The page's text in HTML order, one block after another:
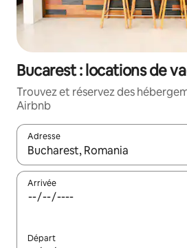
Bucarest : locations de
Trouvez et réservez des
Airbnb
Adresse
Lorsque les résultats s'affichent,
Arrivée
Départ